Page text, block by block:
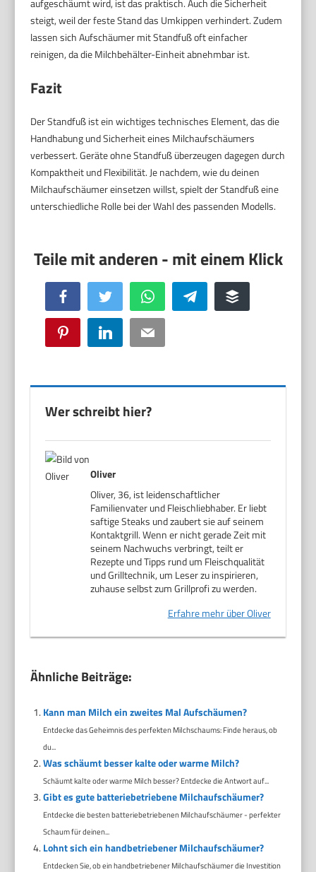
aufgeschäumt wird, ist das praktisch. Auch die Sicherheit
steigt, weil der feste Stand das Umkippen verhindert. Zudem
lassen sich Aufschäumer mit Standfuß oft einfacher
reinigen, da die Milchbehälter-Einheit abnehmbar ist.
Fazit
Der Standfuß ist ein wichtiges technisches Element, das die
Handhabung und Sicherheit eines Milchaufschäumers
verbessert. Geräte ohne Standfuß überzeugen dagegen durch
Kompaktheit und Flexibilität. Je nachdem, wie du deinen
Milchaufschäumer einsetzen willst, spielt der Standfuß eine
unterschiedliche Rolle bei der Wahl des passenden Modells.
Facebook Twitter WhatsApp Telegram Buffer
Pinterest LinkedIn Email
Wer schreibt hier?
Oliver
Oliver, 36, ist leidenschaftlicher
Familienvater und Fleischliebhaber. Er liebt
saftige Steaks und zaubert sie auf seinem
Kontaktgrill. Wenn er nicht gerade Zeit mit
seinem Nachwuchs verbringt, teilt er
Rezepte und Tipps rund um Fleischqualität
und Grilltechnik, um Leser zu inspirieren,
zuhause selbst zum Grillprofi zu werden.
Erfahre mehr über Oliver
Ähnliche Beiträge:
Kann man Milch ein zweites Mal Aufschäumen?
Entdecke das Geheimnis des perfekten Milchschaums: Finde heraus, ob
du...
Was schäumt besser kalte oder warme Milch?
Schäumt kalte oder warme Milch besser? Entdecke die Antwort auf...
Gibt es gute batteriebetriebene Milchaufschäumer?
Entdecke die besten batteriebetriebenen Milchaufschäumer - perfekter
Schaum für deinen...
Lohnt sich ein handbetriebener Milchaufschäumer?
Entdecken Sie, ob ein handbetriebener Milchaufschäumer die Investition